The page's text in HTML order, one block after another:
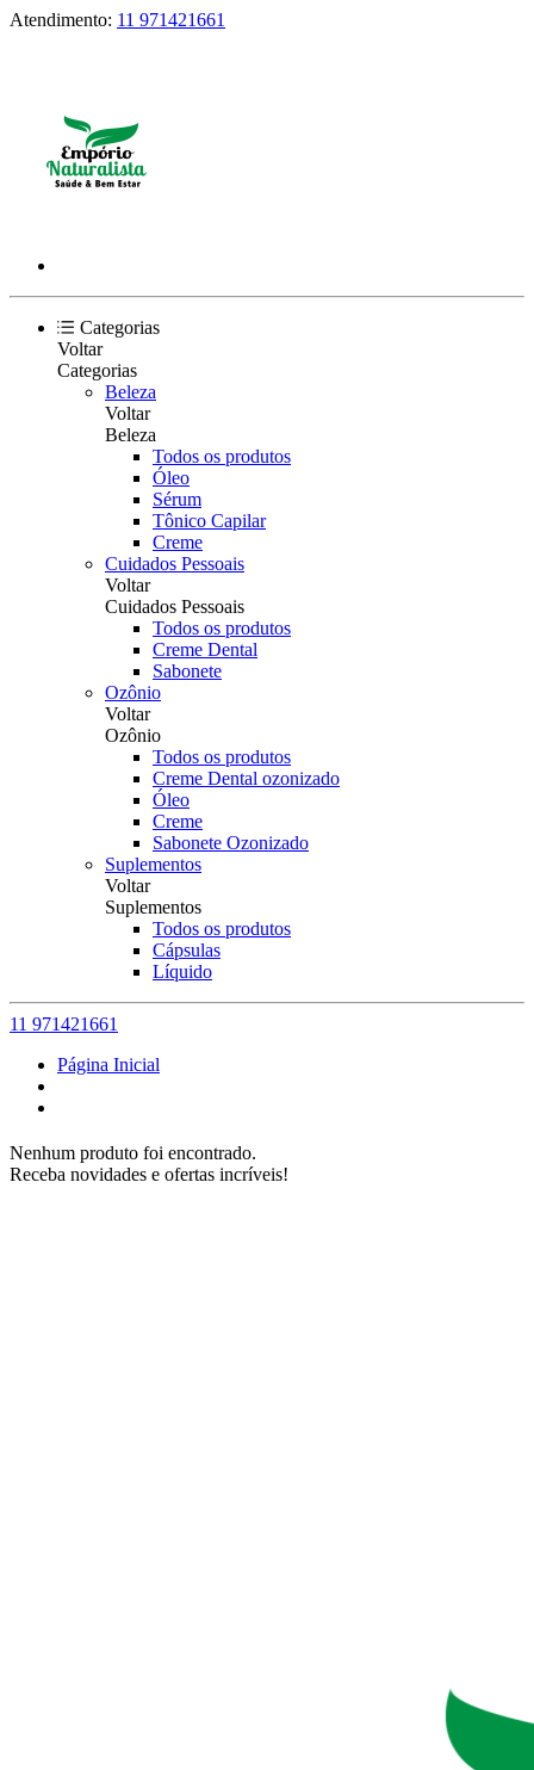
Atendimento: 11 971421661
Categorias
Voltar
Categorias
Beleza
Voltar
Beleza
Todos os produtos
Óleo
Sérum
Tônico Capilar
Creme
Cuidados Pessoais
Voltar
Cuidados Pessoais
Todos os produtos
Creme Dental
Sabonete
Ozônio
Voltar
Ozônio
Todos os produtos
Creme Dental ozonizado
Óleo
Creme
Sabonete Ozonizado
Suplementos
Voltar
Suplementos
Todos os produtos
Cápsulas
Líquido
11 971421661
Página Inicial
Nenhum produto foi encontrado.
Receba novidades e ofertas incríveis!